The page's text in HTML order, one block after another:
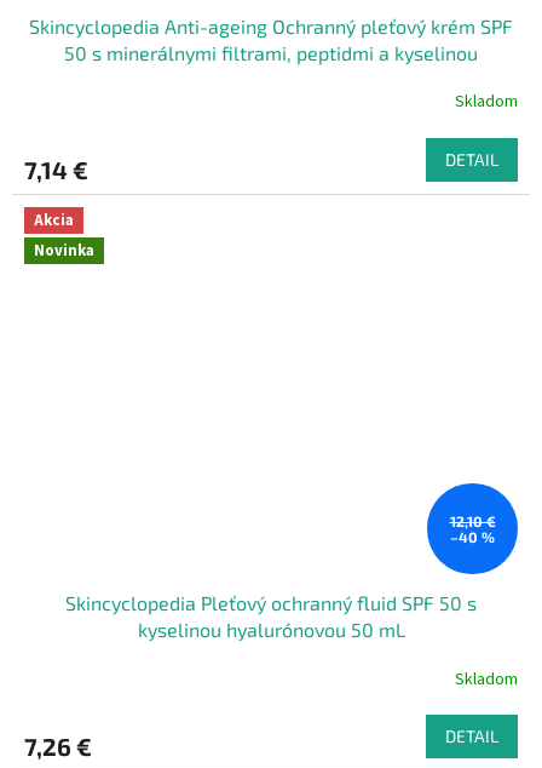
Skincyclopedia Anti-ageing Ochranný pleťový krém SPF
50 s minerálnymi filtrami, peptidmi a kyselinou
Skladom
7,14 € DETAIL
Akcia
Novinka
12,10 €
–40 %
Skincyclopedia Pleťový ochranný fluid SPF 50 s
kyselinou hyalurónovou 50 mL
Skladom
7,26 € DETAIL